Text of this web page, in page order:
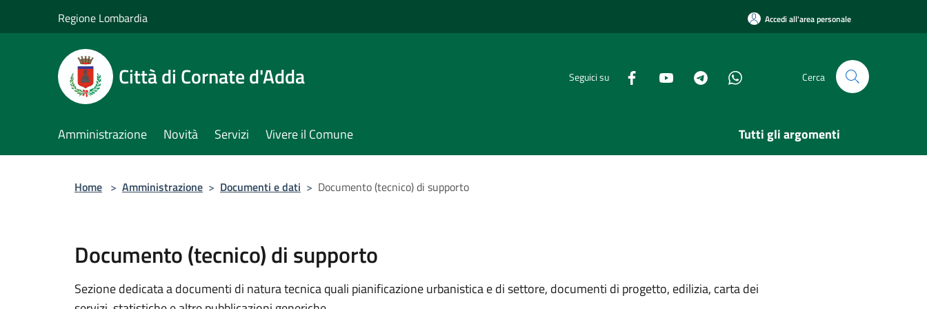
Regione Lombardia Accedi all'area personale
Città di Cornate d'Adda Seguici su Cerca
Amministrazione Novità Servizi Vivere il Comune Tutti gli argomenti
Home > Amministrazione > Documenti e dati > Documento (tecnico) di supporto
Documento (tecnico) di supporto
Sezione dedicata a documenti di natura tecnica quali pianificazione urbanistica e di settore, documenti di progetto, edilizia, carta dei